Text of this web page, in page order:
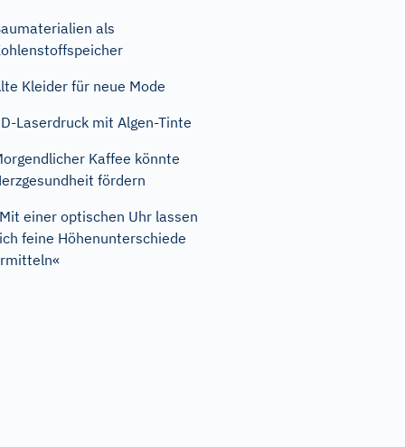
als
Kleider für neue Mode
Laserdruck mit Algen-Tinte
Kaffee könnte
fördern
einer optischen Uhr lassen
feine Höhenunterschiede